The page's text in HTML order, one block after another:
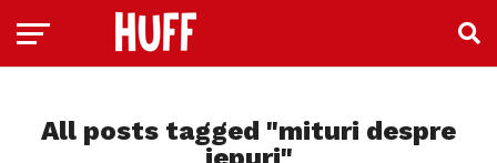
All posts tagged "mituri despre